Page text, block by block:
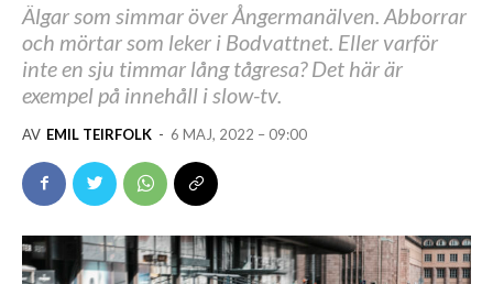
Älgar som simmar över Ångermanälven. Abborrar
och mörtar som leker i Bodvattnet. Eller varför
inte en sju timmar lång tågresa? Det här är
exempel på innehåll i slow-tv.
AV EMIL TEIRFOLK - 6 MAJ, 2022 – 09:00